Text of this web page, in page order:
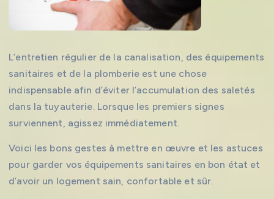
L’entretien régulier de la canalisation, des équipements
sanitaires et de la plomberie est une chose
indispensable afin d’éviter l’accumulation des saletés
dans la tuyauterie. Lorsque les premiers signes
surviennent, agissez immédiatement.
Voici les bons gestes à mettre en œuvre et les astuces
pour garder vos équipements sanitaires en bon état et
d’avoir un logement sain, confortable et sûr.